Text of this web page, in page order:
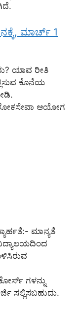
ಮಾರ್ಚ್ 1
ಯಾವ ರೀತಿ
ಕೊನೆಯ
ಲೋಕಸೇವಾ ಆಯೋಗ
ಮಾನ್ಯತೆ
ಗಳನ್ನು
ಸಲ್ಲಿಸಬಹುದು.